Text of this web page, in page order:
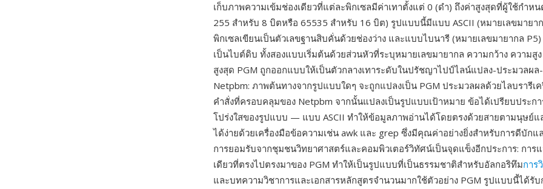
เก็บภาพความเข้มช่องเดียวที่แต่ละพิกเซลมีค่าเทาตั้งแต่ 0 (ดำ) ถึงค่าสูงสุดที่ผู้ใช้กำห
255 สำหรับ 8 บิตหรือ 65535 สำหรับ 16 บิต) รูปแบบนี้มีแบบ ASCII (หมายเลขมายา
พิกเซลเขียนเป็นตัวเลขฐานสิบคั่นด้วยช่องว่าง และแบบไบนารี (หมายเลขมายากล
เป็นไบต์ดิบ ทั้งสองแบบเริ่มต้นด้วยส่วนหัวที่ระบุหมายเลขมายากล ความกว้าง ความสูง
สูงสุด PGM ถูกออกแบบให้เป็นตัวกลางเทาระดับในปรัชญาไปป์ไลน์แปลง-ประมวลผล
Netpbm: ภาพต้นทางจากรูปแบบใดๆ จะถูกแปลงเป็น PGM ประมวลผลด้วยไลบรารีเ
คำสั่งที่ครอบคลุมของ Netpbm จากนั้นแปลงเป็นรูปแบบเป้าหมาย ข้อได้เปรียบประก
โปร่งใสของรูปแบบ — แบบ ASCII ทำให้ข้อมูลภาพอ่านได้โดยตรงด้วยสายตามนุษย์แ
ได้ง่ายด้วยเครื่องมือข้อความเช่น awk และ grep ซึ่งมีคุณค่าอย่างยิ่งสำหรับการดีบักแ
การยอมรับจากชุมชนวิทยาศาสตร์และคอมพิวเตอร์วิทัศน์เป็นจุดแข็งอีกประการ: การ
เดียวที่ตรงไปตรงมาของ PGM ทำให้เป็นรูปแบบที่เป็นธรรมชาติสำหรับอัลกอริทึมการ
และบทความวิชาการและเอกสารหลักสูตรจำนวนมากใช้ตัวอย่าง PGM รูปแบบนี้ได้รับ